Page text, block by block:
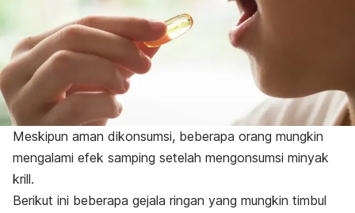
Meskipun aman dikonsumsi, beberapa orang mungkin
mengalami efek samping setelah mengonsumsi minyak
krill.
Berikut ini beberapa gejala ringan yang mungkin timbul